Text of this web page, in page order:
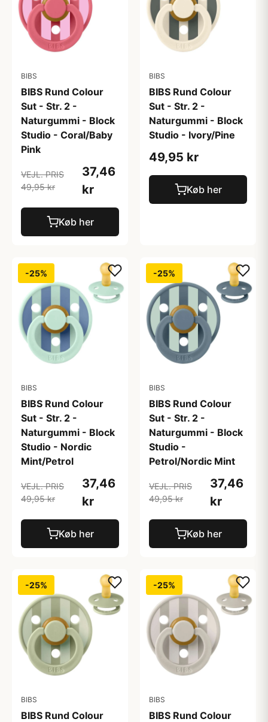
BIBS
BIBS Rund Colour
Sut - Str. 2 -
Naturgummi - Block
Studio - Coral/Baby
Pink
VEJL. PRIS
49,95 kr
37,46
kr
Køb her
BIBS
BIBS Rund Colour
Sut - Str. 2 -
Naturgummi - Block
Studio - Ivory/Pine
49,95 kr
Køb her
-25%
BIBS
BIBS Rund Colour
Sut - Str. 2 -
Naturgummi - Block
Studio - Nordic
Mint/Petrol
VEJL. PRIS
49,95 kr
37,46
kr
Køb her
-25%
BIBS
BIBS Rund Colour
Sut - Str. 2 -
Naturgummi - Block
Studio -
Petrol/Nordic Mint
VEJL. PRIS
49,95 kr
37,46
kr
Køb her
-25%
BIBS
BIBS Rund Colour
-25%
BIBS
BIBS Rund Colour